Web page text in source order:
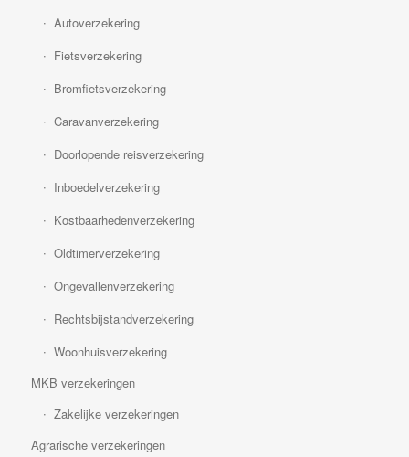
Autoverzekering
Fietsverzekering
Bromfietsverzekering
Caravanverzekering
Doorlopende reisverzekering
Inboedelverzekering
Kostbaarhedenverzekering
Oldtimerverzekering
Ongevallenverzekering
Rechtsbijstandverzekering
Woonhuisverzekering
MKB verzekeringen
Zakelijke verzekeringen
Agrarische verzekeringen